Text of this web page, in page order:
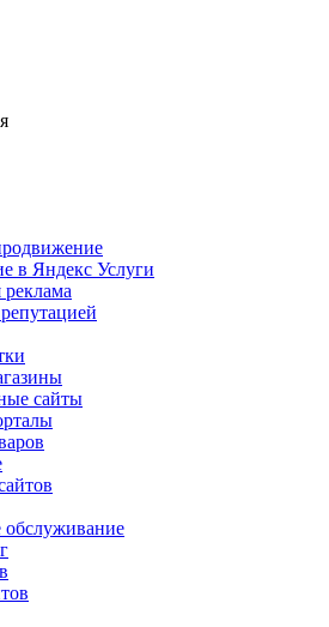
в Яндекс Услуги
реклама
сайты
обслуживание